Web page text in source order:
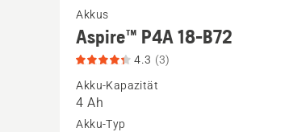
Details
zu
P4A
18-
Akkus
Aspire™ P4A 18-B72
4.3 (3)
Akku-Kapazität
4 Ah
Akku-Typ